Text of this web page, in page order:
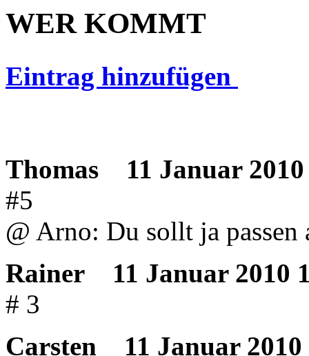
WER KOMMT
Eintrag hinzufügen
Thomas
11 Januar
#5
@ Arno: Du sollt ja
Rainer
11 Januar 2010
# 3
Carsten
11 Januar 2010